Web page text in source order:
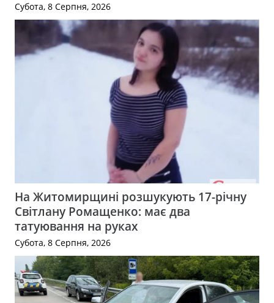
Субота, 8 Серпня, 2026
На Житомирщині розшукують 17-річну
Світлану Ромащенко: має два
татуювання на руках
Субота, 8 Серпня, 2026